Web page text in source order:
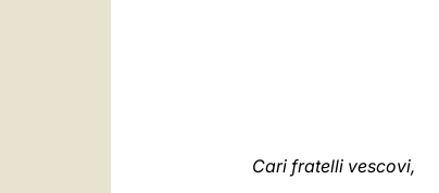
Cari fratelli vescovi,